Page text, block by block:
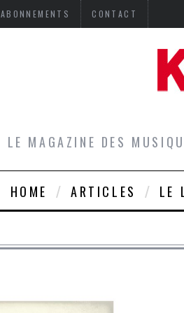
ABONNEMENTS CONTACT
LE MAGAZINE DES
HOME ARTICLES LE